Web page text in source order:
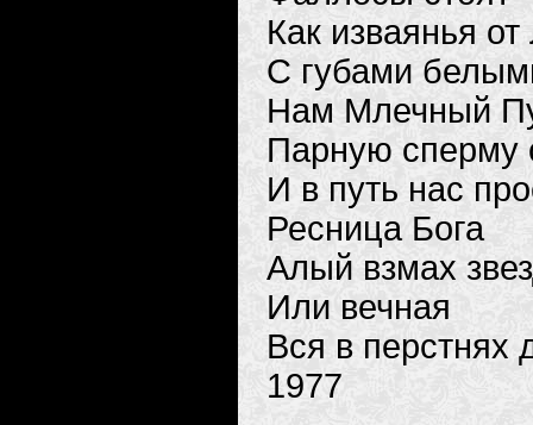
Как изваянья от
С губами
Нам Млечный
Парную сперму
И в путь нас
Ресница Бога
Алый взмах
Или вечная
Вся в перстнях
1977